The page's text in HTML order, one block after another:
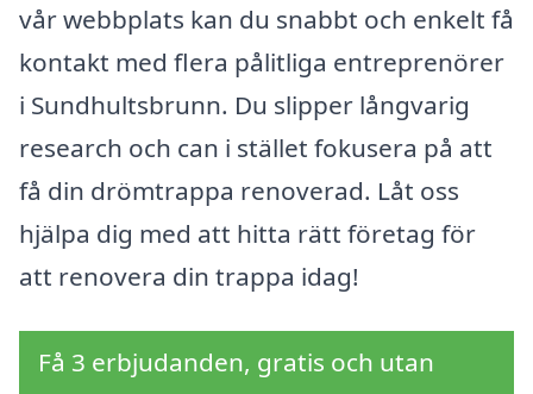
vår webbplats kan du snabbt och enkelt få
kontakt med flera pålitliga entreprenörer
i Sundhultsbrunn. Du slipper långvarig
research och can i stället fokusera på att
få din drömtrappa renoverad. Låt oss
hjälpa dig med att hitta rätt företag för
att renovera din trappa idag!
Få 3 erbjudanden, gratis och utan